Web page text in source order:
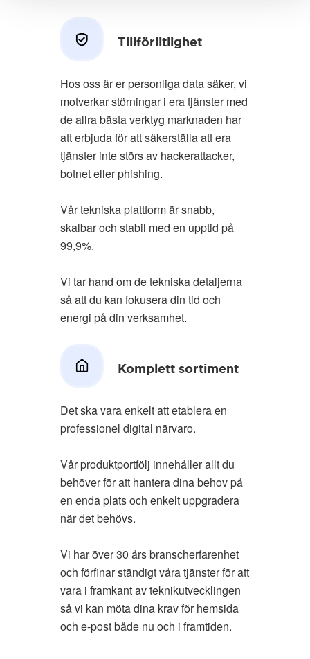
Tillförlitlighet
Hos oss är er personliga data säker, vi
motverkar störningar i era tjänster med
de allra bästa verktyg marknaden har
att erbjuda för att säkerställa att era
tjänster inte störs av hackerattacker,
botnet eller phishing.
Vår tekniska plattform är snabb,
skalbar och stabil med en upptid på
99,9%.
Vi tar hand om de tekniska detaljerna
så att du kan fokusera din tid och
energi på din verksamhet.
Komplett sortiment
Det ska vara enkelt att etablera en
professionel digital närvaro.
Vår produktportfölj innehåller allt du
behöver för att hantera dina behov på
en enda plats och enkelt uppgradera
när det behövs.
Vi har över 30 års branscherfarenhet
och förfinar ständigt våra tjänster för att
vara i framkant av teknikutvecklingen
så vi kan möta dina krav för hemsida
och e-post både nu och i framtiden.